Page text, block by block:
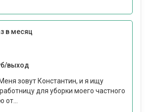
в месяц
выход
зовут Константин, и я ищу
для уборки моего частного